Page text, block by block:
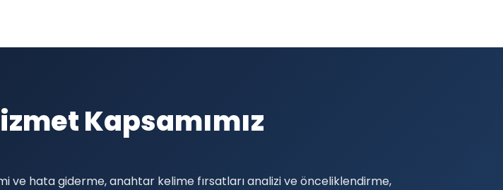
Kapsamımız
ve hata giderme, anahtar kelime fırsatları analizi ve önceliklendirme,